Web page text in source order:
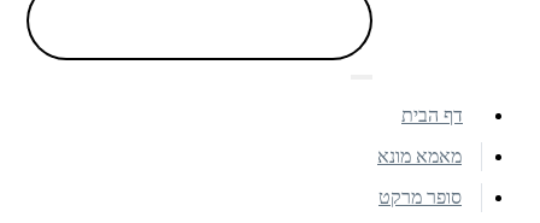
דף הבית
מאמא מונא
סופר מרקט